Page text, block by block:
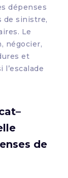
dépenses
de sinistre,
Le
négocier,
et
de